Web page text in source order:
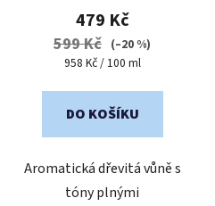
produktu
je
5,0
5
479 Kč
599 Kč (–20 %)
Měrná
958 Kč / 100 ml
DO KOŠÍKU
Aromatická dřevitá vůně s
tóny plnými